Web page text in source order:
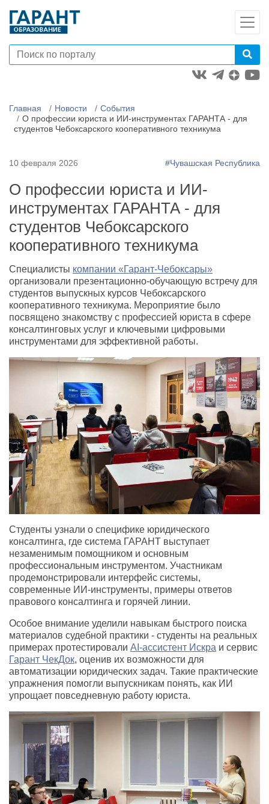
Главная Новости
События
О профессии юриста и ИИ-инструментах ГАРАНТА - для
студентов Чебоксарского кооперативного техникума
10 февраля 2026 #Чувашская Республика
О профессии юриста и ИИ-
инструментах ГАРАНТА - для
студентов Чебоксарского
кооперативного техникума
Специалисты компании «Гарант-Чебоксары»
организовали презентационно-обучающую встречу для
студентов выпускных курсов Чебоксарского
кооперативного техникума. Мероприятие было
посвящено знакомству с профессией юриста в сфере
консалтинговых услуг и ключевыми цифровыми
инструментами для эффективной работы.
Студенты узнали о специфике юридического
консалтинга, где система ГАРАНТ выступает
незаменимым помощником и основным
профессиональным инструментом. Участникам
продемонстрировали интерфейс системы,
современные ИИ-инструменты, примеры ответов
правового консалтинга и горячей линии.
Особое внимание уделили навыкам быстрого поиска
материалов судебной практики - студенты на реальных
примерах протестировали AI-ассистент Искра и сервис
Гарант ЧекДок, оценив их возможности для
автоматизации юридических задач. Такие практические
упражнения помогли выпускникам понять, как ИИ
упрощает повседневную работу юриста.